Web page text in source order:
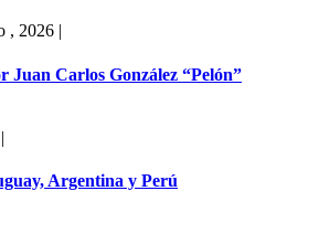
, 2026 |
Juan Carlos González “Pelón”
|
Argentina y Perú